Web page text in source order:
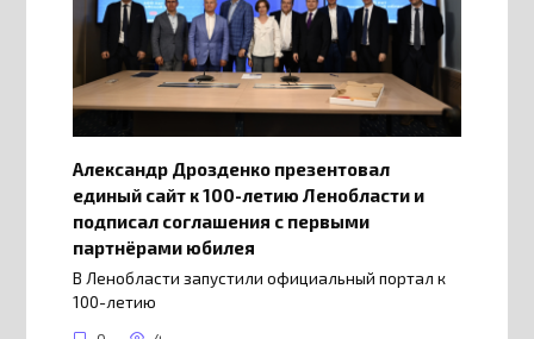
Александр Дрозденко презентовал
единый сайт к 100-летию Ленобласти и
подписал соглашения с первыми
партнёрами юбилея
В Ленобласти запустили официальный портал к
100-летию